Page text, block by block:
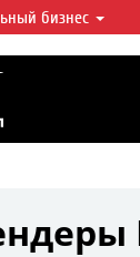
СЕГОДНЯ
— одна из
на долю
добычи
бизнес